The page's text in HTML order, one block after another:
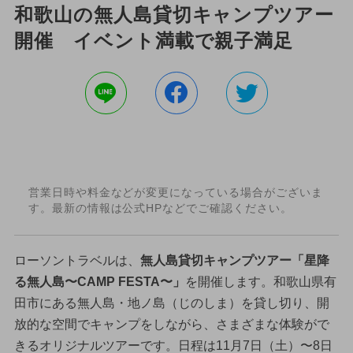
和歌山の無人島貸切キャンプツアー
開催 イベント満載で親子満足
営業日時や料金などが変更になっている場合がございま
す。最新の情報は公式HPなどでご確認ください。
ローソントラベルは、 無人島貸切キャンプツアー「星降
る無人島〜CAMP FESTA〜」
を開催します。和歌山県有
田市にある無人島・地ノ島（じのしま）を貸し切り、開
放的な空間でキャンプをしながら、さまざまな体験がで
きるオリジナルツアーです。日程は11月7日（土）〜8日